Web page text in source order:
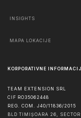
INSIGHTS
MAPA LOKACIJE
KORPORATIVNE
TEAM EXTENSION SRL
CIF RO35062448
REG. COM. J40/11836/2015
BLD TIMIȘOARA 26, SECTOR